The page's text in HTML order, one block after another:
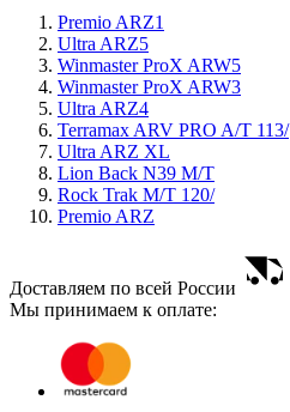
Premio ARZ1
Ultra ARZ5
Winmaster ProX ARW5
Winmaster ProX ARW3
Ultra ARZ4
Terramax ARV PRO A/T 113/
Ultra ARZ XL
Lion Back N39 M/T
Rock Trak M/T 120/
Premio ARZ
Доставляем по всей России
Мы принимаем к оплате: